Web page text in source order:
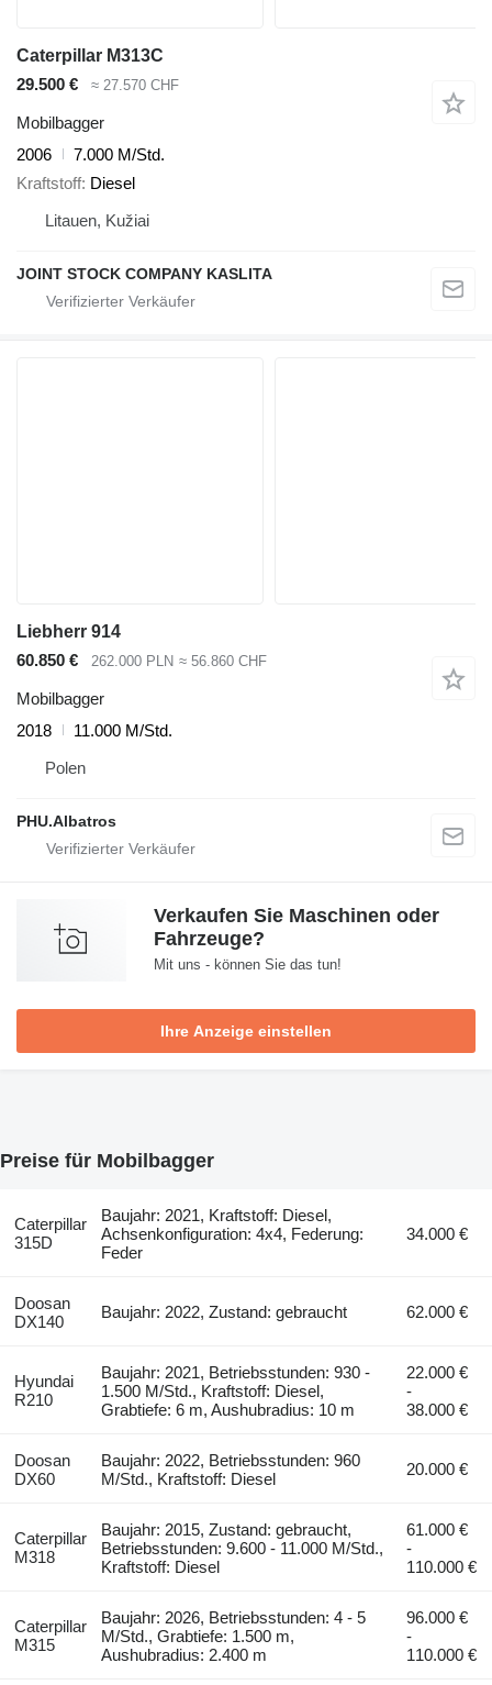
Caterpillar M313C
29.500 €
≈ 27.570 CHF
Mobilbagger
2006
7.000 M/Std.
Kraftstoff Diesel
Litauen, Kužiai
JOINT STOCK COMPANY KASLITA
Liebherr 914
60.850 €
262.000 PLN ≈ 56.860 CHF
Mobilbagger
2018
11.000 M/Std.
Polen
PHU.Albatros
Verkaufen Sie Maschinen oder
Fahrzeuge?
Mit uns - können Sie das tun!
Ihre Anzeige einstellen
Preise für Mobilbagger
Caterpillar
315D
Baujahr: 2021, Kraftstoff: Diesel,
Achsenkonfiguration: 4x4, Federung:
Feder
34.000 €
Doosan
DX140
Baujahr: 2022, Zustand: gebraucht 62.000 €
Hyundai
R210
Baujahr: 2021, Betriebsstunden: 930 -
1.500 M/Std., Kraftstoff: Diesel,
Grabtiefe: 6 m, Aushubradius: 10 m
22.000 €
-
38.000 €
Doosan
DX60
Baujahr: 2022, Betriebsstunden: 960
M/Std., Kraftstoff: Diesel
20.000 €
Caterpillar
M318
Baujahr: 2015, Zustand: gebraucht,
Betriebsstunden: 9.600 - 11.000 M/Std.,
Kraftstoff: Diesel
61.000 €
-
110.000 €
Caterpillar
M315
Baujahr: 2026, Betriebsstunden: 4 - 5
M/Std., Grabtiefe: 1.500 m,
Aushubradius: 2.400 m
96.000 €
-
110.000 €